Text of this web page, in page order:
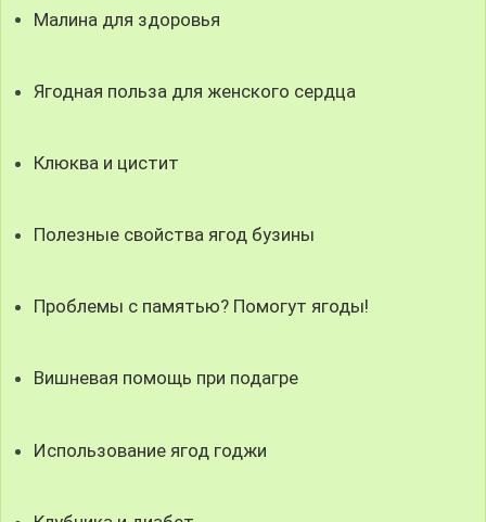
Малина для здоровья
Ягодная польза для женского сердца
Клюква и цистит
Полезные свойства ягод бузины
Проблемы с памятью? Помогут ягоды!
Вишневая помощь при подагре
Использование ягод годжи